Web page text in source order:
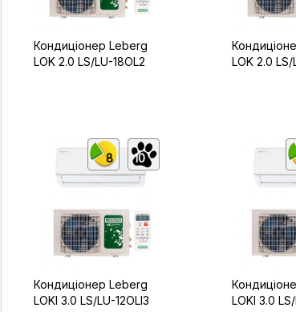
Кондиціонер Leberg
LOK 2.0 LS/LU-18OL2
LOK 2.0
8 10
Кондиціонер Leberg
LOKI 3.0 LS/LU-12OLI3
LOKI 3.0